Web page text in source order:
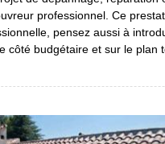
professionnel. Ce
pensez aussi à
côté budgétaire et sur le plan